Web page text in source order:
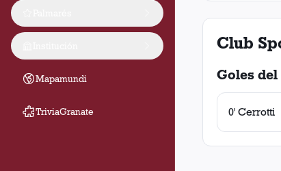
Mapamundi
TriviaGranate
Club
Goles
0' Cerrotti